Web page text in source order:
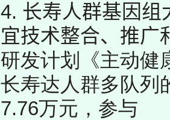
4. 长寿人群基因组
宜技术整合、推广
研发计划《主动健
长寿达人群多队列
7.76万元，参与